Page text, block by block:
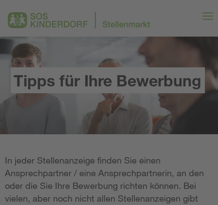
Tipps für Ihre Bewerbung
In jeder Stellenanzeige finden Sie einen
Ansprechpartner / eine Ansprechpartnerin, an den
oder die Sie Ihre Bewerbung richten können. Bei
vielen, aber noch nicht allen Stellenanzeigen gibt